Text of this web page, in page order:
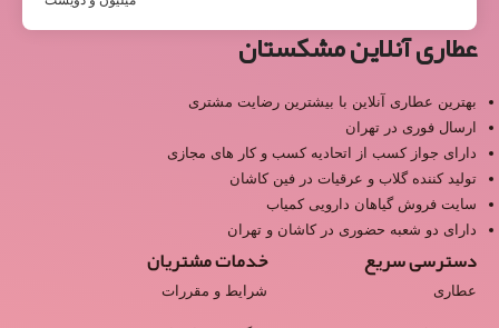
عطاری آنلاین مشکستان
بهترین عطاری آنلاین با بیشترین رضایت مشتری
ارسال فوری در تهران
دارای جواز کسب از اتحادیه کسب و کار های مجازی
تولید کننده گلاب و عرقیات در فین کاشان
سایت فروش گیاهان دارویی کمیاب
دارای دو شعبه حضوری در کاشان و تهران
دسترسی سریع
عطاری
خدمات مشتریان
شرایط و مقررات